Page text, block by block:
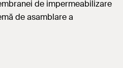
de impermeabilizare
de asamblare a